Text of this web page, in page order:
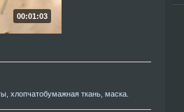
00:01:03
хлопчатобумажная ткань, маска.